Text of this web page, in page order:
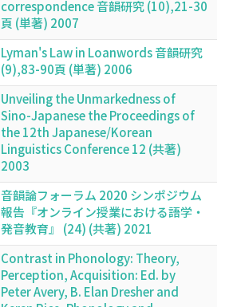
correspondence 音韻研究 (10),21-30
頁 (単著) 2007
Lyman's Law in Loanwords 音韻研究
(9),83-90頁 (単著) 2006
Unveiling the Unmarkedness of
Sino-Japanese the Proceedings of
the 12th Japanese/Korean
Linguistics Conference 12 (共著)
2003
音韻論フォーラム 2020 シンポジウム
報告『オンライン授業における語学・
発音教育』 (24) (共著) 2021
Contrast in Phonology: Theory,
Perception, Acquisition: Ed. by
Peter Avery, B. Elan Dresher and